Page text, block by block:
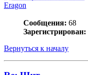
Eragon
Сообщения: 68
Зарегистрирован:
Вернуться к началу